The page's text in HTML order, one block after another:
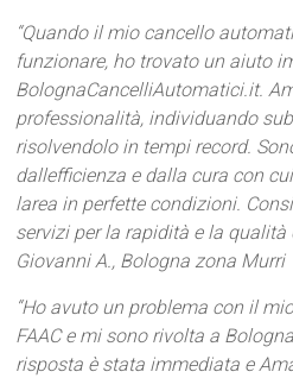
“Quando il mio cancello
funzionare, ho trovato un aiuto
BolognaCancelliAutomatici.it.
professionalità, individuando
risolvendolo in tempi record.
dallefficienza e dalla cura con
larea in perfette condizioni.
servizi per la rapidità e la qualità
Giovanni A., Bologna zona Murri
“Ho avuto un problema con il
FAAC e mi sono rivolta a
risposta è stata immediata e